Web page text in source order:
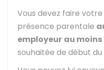
Vous devez faire
présence parentale
employeur au moins
souhaitée de début du